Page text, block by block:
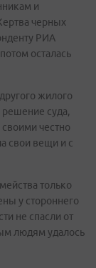
и
черных
РИА
осталась
жилого
суда,
честно
свои вещи и с
только
у стороннего
не спасли от
людям удалось